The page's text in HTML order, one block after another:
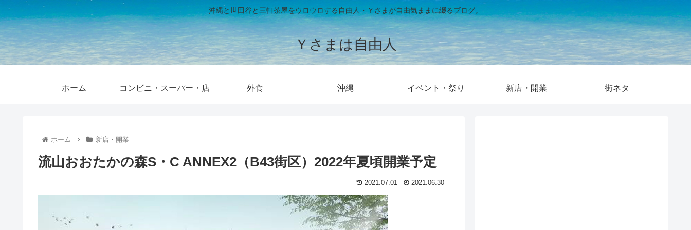
沖縄と世田谷と三軒茶屋をウロウロする自由人・Ｙさまが自由気ままに綴るブログ。
Ｙさまは自由人
ホーム コンビニ・スーパー・店 外食 沖縄 イベント・祭り 新店・開業 街ネタ
ホーム 新店・開業
流山おおたかの森S・C ANNEX2（B43街区）2022年夏頃開業予定
2021.07.01 2021.06.30